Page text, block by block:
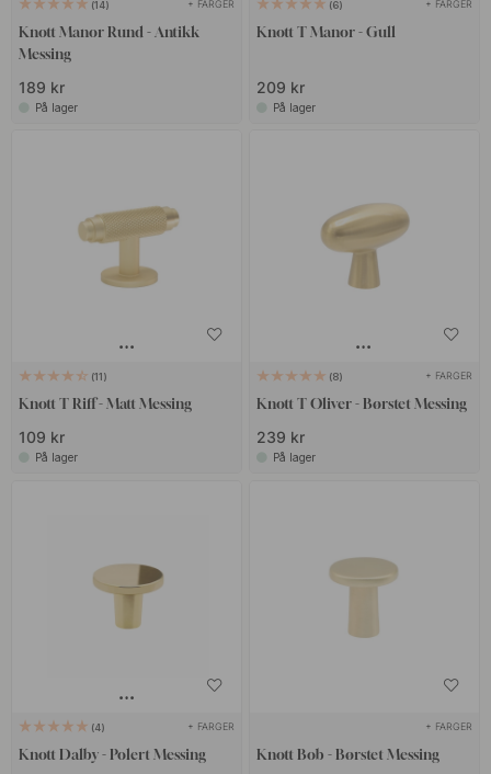
14 + FARGER
Knott Manor Rund - Antikk
Messing
189 kr
På lager
6 + FARGER
Knott T Manor - Gull
209 kr
På lager
11
Knott T Riff - Matt Messing
109 kr
På lager
8 + FARGER
Knott T Oliver - Børstet Messing
239 kr
På lager
4 + FARGER
Knott Dalby - Polert Messing
+ FARGER
Knott Bob - Børstet Messing